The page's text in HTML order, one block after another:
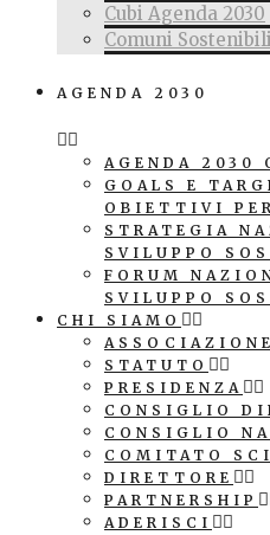
Cubi Agenda 2030
Comuni
AGENDA 2030
AGENDA 2030
GOALS E
OBIETTIVI
STRATEGIA
SVILUPPO
FORUM
SVILUPPO
CHI SIAMO
ASSOCIAZIONE
STATUTO
PRESIDENZA
CONSIGLIO
CONSIGLIO
COMITATO
DIRETTORE
PARTNERSHIP
ADERISCI